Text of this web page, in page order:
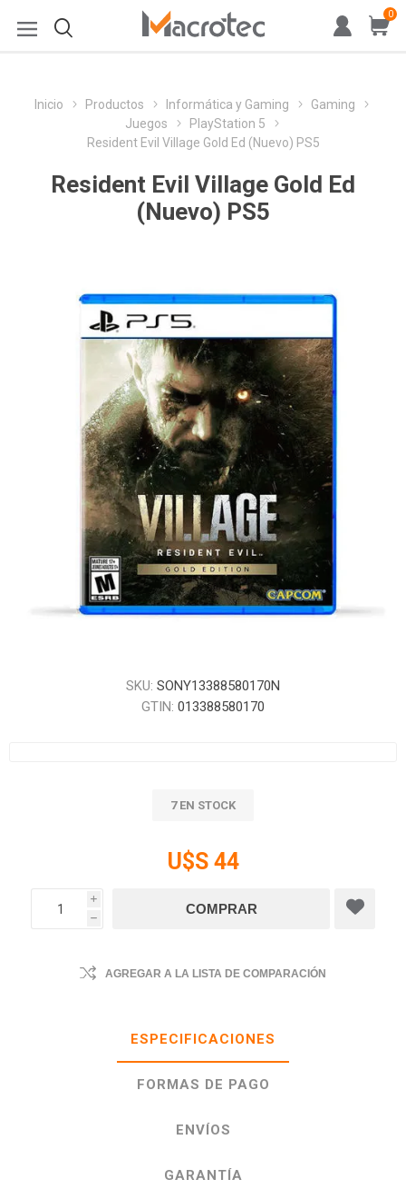
0
Inicio Productos Informática y Gaming
Gaming
Juegos
PlayStation 5
Resident Evil Village Gold Ed (Nuevo) PS5
Resident Evil Village Gold Ed
(Nuevo) PS5
SKU: SONY13388580170N
GTIN: 013388580170
7 EN STOCK
U$S 44
i
h
AGREGAR A LA LISTA DE COMPARACIÓN
ESPECIFICACIONES
FORMAS DE PAGO
ENVÍOS
GARANTÍA